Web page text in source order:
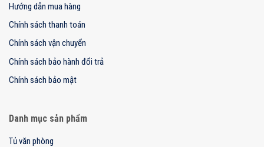
Hướng dẫn mua hàng
Chính sách thanh toán
Chính sách vận chuyển
Chính sách bảo hành đổi trả
Chính sách bảo mật
Danh mục sản phẩm
Tủ văn phòng